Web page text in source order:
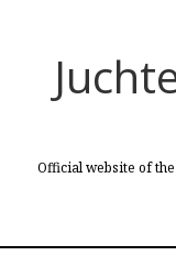
Official website of